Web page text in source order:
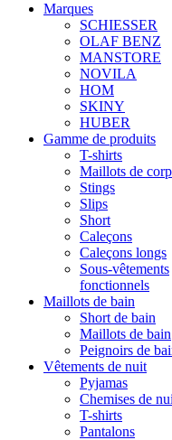
Marques
SCHIESSER
OLAF BENZ
MANSTORE
NOVILA
HOM
SKINY
HUBER
Gamme de produits
T-shirts
Maillots de
Stings
Slips
Short
Caleçons
Caleçons longs
Sous-vêtements
fonctionnels
Maillots de bain
Short de bain
Maillots de bain
Peignoirs de
Vêtements de nuit
Pyjamas
Chemises de
T-shirts
Pantalons